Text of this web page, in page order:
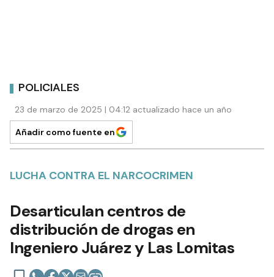
POLICIALES
23 de marzo de 2025 | 04:12 actualizado hace un año
Añadir como fuente en
LUCHA CONTRA EL NARCOCRIMEN
Desarticulan centros de
distribución de drogas en
Ingeniero Juárez y Las Lomitas